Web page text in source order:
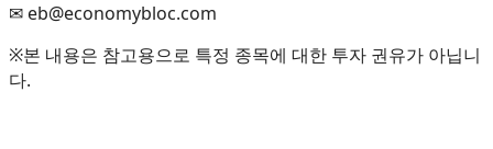
✉ eb@economybloc.com
※본 내용은 참고용으로 특정 종목에 대한 투자 권유가 아닙니
다.